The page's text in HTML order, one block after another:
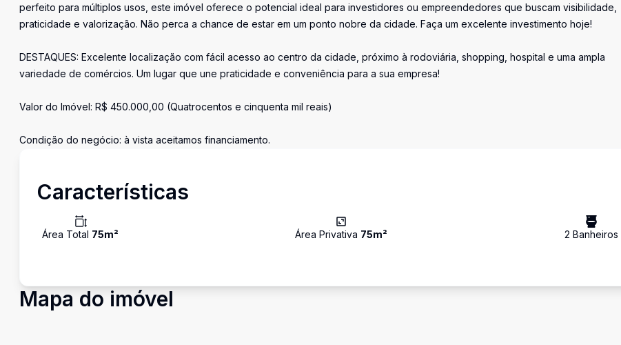
perfeito para múltiplos usos, este imóvel oferece o potencial ideal para investidores ou empreendedores que buscam visibilidade,
praticidade e valorização. Não perca a chance de estar em um ponto nobre da cidade. Faça um excelente investimento hoje!
DESTAQUES: Excelente localização com fácil acesso ao centro da cidade, próximo à rodoviária, shopping, hospital e uma ampla
variedade de comércios. Um lugar que une praticidade e conveniência para a sua empresa!
Valor do Imóvel: R$ 450.000,00 (Quatrocentos e cinquenta mil reais)
Condição do negócio: à vista aceitamos financiamento.
Características
Área Total 75m² Área Privativa 75m² 2 Banheiros
Mapa do imóvel